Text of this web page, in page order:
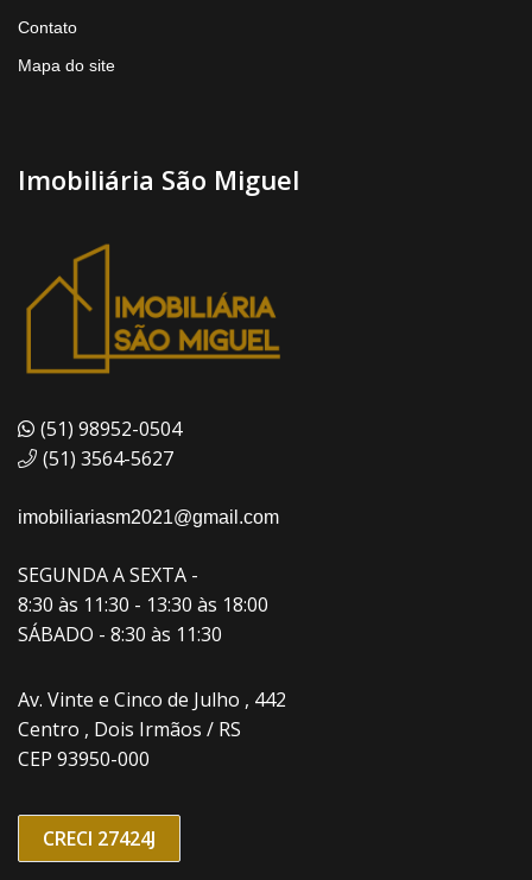
Contato
Mapa do site
Imobiliária São Miguel
(51) 98952-0504
(51) 3564-5627
imobiliariasm2021@gmail.com
SEGUNDA A SEXTA -
8:30 às 11:30 - 13:30 às 18:00
SÁBADO - 8:30 às 11:30
Av. Vinte e Cinco de Julho , 442
Centro , Dois Irmãos / RS
CEP 93950-000
CRECI 27424J